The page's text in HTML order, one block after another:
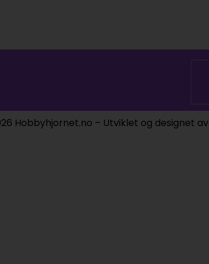
Hobbyhjornet.no – Utviklet og designet av